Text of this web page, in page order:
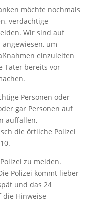
möchte nochmals
verdächtige
Wir sind auf
um
einzuleiten
Täter bereits vor
Personen oder
gar Personen auf
auffallen,
die örtliche Polizei
zu melden.
Polizei kommt lieber
und das 24
die Hinweise